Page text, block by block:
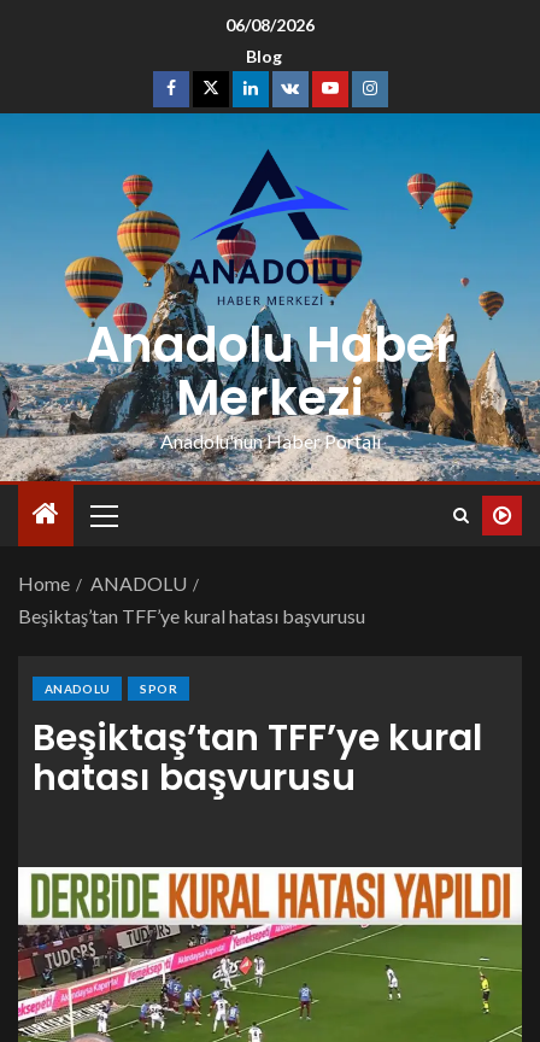
06/08/2026
Blog
Anadolu Haber
Merkezi
Anadolu'nun Haber Portalı
Home
ANADOLU
Beşiktaş’tan TFF’ye kural hatası başvurusu
ANADOLU SPOR
Beşiktaş’tan TFF’ye kural
hatası başvurusu